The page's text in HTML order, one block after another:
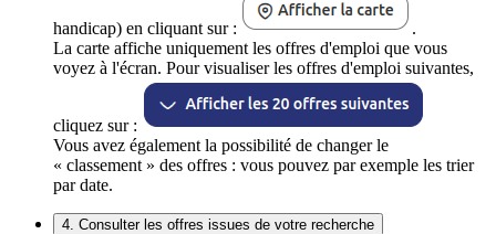
handicap) en cliquant sur :
.
La carte affiche uniquement les offres d'emploi que vous
voyez à l'écran. Pour visualiser les offres d'emploi suivantes,
cliquez sur :
Vous avez également la possibilité de changer le
« classement » des offres : vous pouvez par exemple les trier
par date.
4. Consulter les offres issues de votre recherche